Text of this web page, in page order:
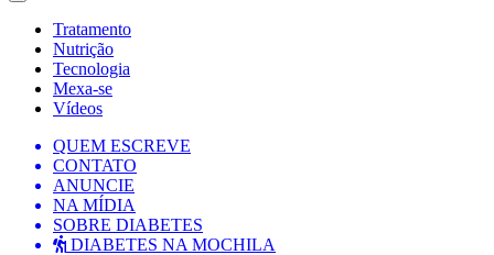
Tratamento
Nutrição
Tecnologia
Mexa-se
Vídeos
QUEM ESCREVE
CONTATO
ANUNCIE
NA MÍDIA
SOBRE DIABETES
DIABETES NA MOCHILA